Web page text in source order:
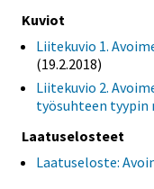
Kuviot
Liitekuvio 1.
(19.2.2018)
Liitekuvio 2.
työsuhteen tyypin
Laatuselosteet
Laatuseloste: